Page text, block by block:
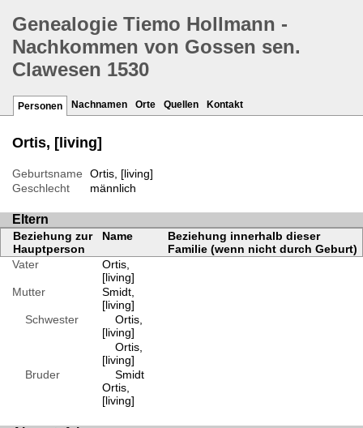
Genealogie Tiemo Hollmann -
Nachkommen von Gossen sen.
Clawesen 1530
Personen Nachnamen Orte Quellen Kontakt
Ortis, [living]
Geburtsname
Ortis, [living]
Geschlecht
männlich
Eltern
Beziehung zur
Hauptperson
Name
Beziehung innerhalb dieser
Familie (wenn nicht durch Geburt)
Vater
Ortis,
[living]
Mutter
Smidt,
[living]
Schwester
Ortis,
[living]
Ortis,
[living]
Bruder
Smidt
Ortis,
[living]